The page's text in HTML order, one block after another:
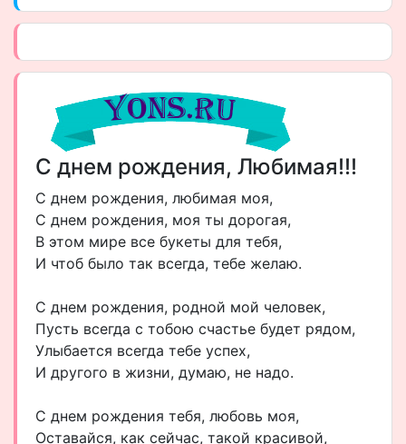
С днем рождения, Любимая!!!
С днем рождения, любимая моя,
С днем рождения, моя ты дорогая,
В этом мире все букеты для тебя,
И чтоб было так всегда, тебе желаю.
С днем рождения, родной мой человек,
Пусть всегда с тобою счастье будет рядом,
Улыбается всегда тебе успех,
И другого в жизни, думаю, не надо.
С днем рождения тебя, любовь моя,
Оставайся, как сейчас, такой красивой,